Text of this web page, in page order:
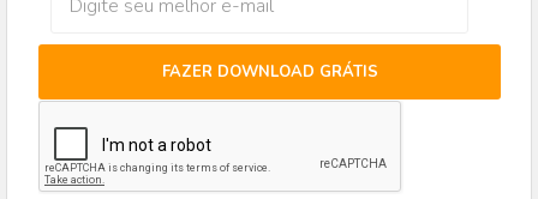
FAZER DOWNLOAD GRÁTIS